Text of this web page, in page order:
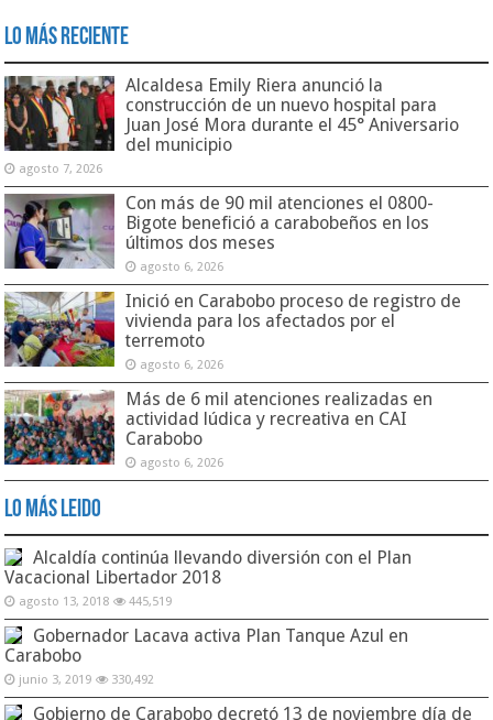
Lo Más Reciente
Alcaldesa Emily Riera anunció la
construcción de un nuevo hospital para
Juan José Mora durante el 45° Aniversario
del municipio
agosto 7, 2026
Con más de 90 mil atenciones el 0800-
Bigote benefició a carabobeños en los
últimos dos meses
agosto 6, 2026
Inició en Carabobo proceso de registro de
vivienda para los afectados por el
terremoto
agosto 6, 2026
Más de 6 mil atenciones realizadas en
actividad lúdica y recreativa en CAI
Carabobo
agosto 6, 2026
Lo Más Leido
Alcaldía continúa llevando diversión con el Plan
Vacacional Libertador 2018
agosto 13, 2018 445,519
Gobernador Lacava activa Plan Tanque Azul en
Carabobo
junio 3, 2019 330,492
Gobierno de Carabobo decretó 13 de noviembre día de